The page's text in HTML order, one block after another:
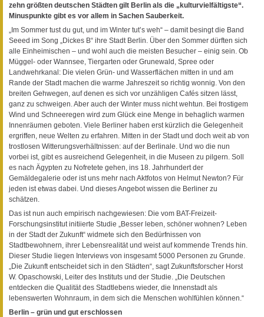
zehn größten deutschen Städten gilt Berlin als die „kulturvielfältigste“.
Minuspunkte gibt es vor allem in Sachen Sauberkeit.
„Im Sommer tust du gut, und im Winter tut’s weh“ – damit besingt die Band
Seeed im Song „Dickes B“ ihre Stadt Berlin. Über den Sommer dürften sich
alle Einheimischen – und wohl auch die meisten Besucher – einig sein. Ob
Müggel- oder Wannsee, Tiergarten oder Grunewald, Spree oder
Landwehrkanal: Die vielen Grün- und Wasserflächen mitten in und am
Rande der Stadt machen die warme Jahreszeit so richtig wonnig. Von den
breiten Gehwegen, auf denen es sich vor unzähligen Cafés sitzen lässt,
ganz zu schweigen. Aber auch der Winter muss nicht wehtun. Bei frostigem
Wind und Schneeregen wird zum Glück eine Menge in behaglich warmen
Innenräumen geboten. Viele Berliner haben erst kürzlich die Gelegenheit
ergriffen, neue Welten zu erfahren. Mitten in der Stadt und doch weit ab von
trostlosen Witterungsverhältnissen: auf der Berlinale. Und wo die nun
vorbei ist, gibt es ausreichend Gelegenheit, in die Museen zu pilgern. Soll
es nach Ägypten zu Nofretete gehen, ins 18. Jahrhundert der
Gemäldegalerie oder ist uns mehr nach Aktfotos von Helmut Newton? Für
jeden ist etwas dabei. Und dieses Angebot wissen die Berliner zu
schätzen.
Das ist nun auch empirisch nachgewiesen: Die vom BAT-Freizeit-
Forschungsinstitut initiierte Studie „Besser leben, schöner wohnen? Leben
in der Stadt der Zukunft“ widmete sich den Bedürfnissen von
Stadtbewohnern, ihrer Lebensrealität und weist auf kommende Trends hin.
Dieser Studie liegen Interviews von insgesamt 5000 Personen zu Grunde.
„Die Zukunft entscheidet sich in den Städten“, sagt Zukunftsforscher Horst
W. Opaschowski, Leiter des Instituts und der Studie. „Die Deutschen
entdecken die Qualität des Stadtlebens wieder, die Innenstadt als
lebenswerten Wohnraum, in dem sich die Menschen wohlfühlen können.“
Berlin – grün und gut erschlossen